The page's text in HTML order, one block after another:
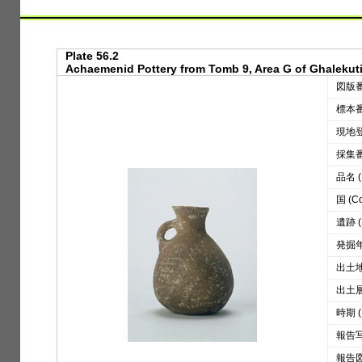
Plate 56.2
Achaemenid Pottery from Tomb 9, Area G of
図版
標本
現地
採集
品名
国
遺跡
発掘
出土
出土
時期
報告
報告